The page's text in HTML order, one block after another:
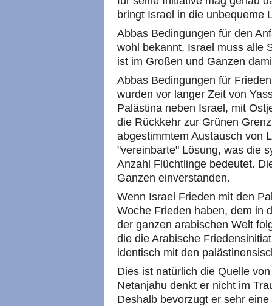
bringt Israel in die unbequeme
Abbas Bedingungen für den
wohl bekannt. Israel muss alle
ist im Großen und Ganzen
Abbas Bedingungen für
wurden vor langer Zeit von
Palästina neben Israel, mit
die Rückkehr zur Grünen
abgestimmtem Austausch von
"vereinbarte" Lösung, was die
Anzahl Flüchtlinge bedeutet.
Ganzen einverstanden.
Wenn Israel Frieden mit den
Woche Frieden haben, dem in
der ganzen arabischen Welt
die die Arabische
identisch mit den
Dies ist natürlich die Quelle
Netanjahu denkt er nicht im
Deshalb bevorzugt er sehr